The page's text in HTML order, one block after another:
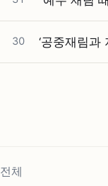
30 ‘공중재림과
전체